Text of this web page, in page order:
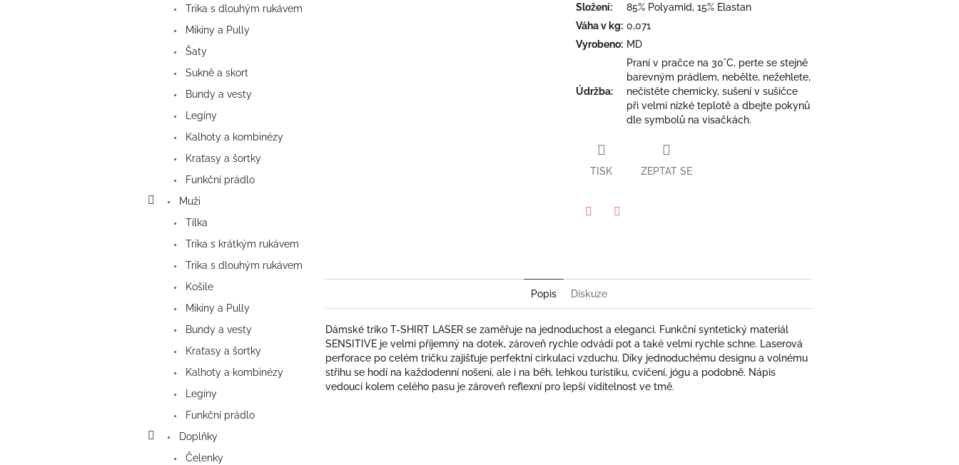
Trika s dlouhým rukávem
Mikiny a Pully
Šaty
Sukně a skort
Bundy a vesty
Legíny
Kalhoty a kombinézy
Kraťasy a šortky
Funkční prádlo
Muži
Tílka
Trika s krátkým rukávem
Trika s dlouhým rukávem
Košile
Mikiny a Pully
Bundy a vesty
Kraťasy a šortky
Kalhoty a kombinézy
Legíny
Funkční prádlo
Doplňky
Čelenky
Složení:
85% Polyamid, 15% Elastan
Váha v kg: 0,071
Vyrobeno: MD
Údržba:
Praní v pračce na 30°C, perte se stejně
barevným prádlem, nebělte, nežehlete,
nečistěte chemicky, sušení v sušičce
při velmi nízké teplotě a dbejte pokynů
dle symbolů na visačkách.
TISK ZEPTAT SE
Popis Diskuze
Dámské triko T-SHIRT LASER se zaměřuje na jednoduchost a eleganci. Funkční syntetický materiál
SENSITIVE je velmi příjemný na dotek, zároveň rychle odvádí pot a také velmi rychle schne. Laserová
perforace po celém tričku zajišťuje perfektní cirkulaci vzduchu. Díky jednoduchému designu a volnému
střihu se hodí na každodenní nošení, ale i na běh, lehkou turistiku, cvičení, jógu a podobně. Nápis
vedoucí kolem celého pasu je zároveň reflexní pro lepší viditelnost ve tmě.